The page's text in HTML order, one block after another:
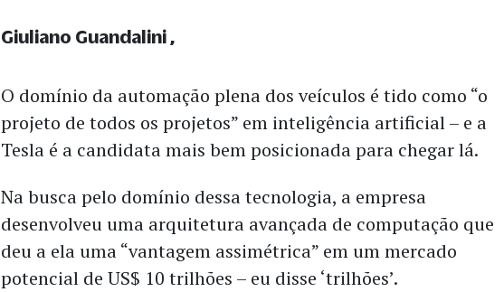
O domínio da automação plena dos veículos é tido como “o
projeto de todos os projetos” em inteligência artificial – e a
Tesla é a candidata mais bem posicionada para chegar lá.
Na busca pelo domínio dessa tecnologia, a empresa
desenvolveu uma arquitetura avançada de computação que
deu a ela uma “vantagem assimétrica” em um mercado
potencial de US$ 10 trilhões – eu disse ‘trilhões’.
Giuliano Guandalini